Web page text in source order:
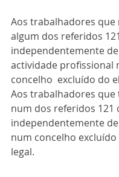
Aos trabalhadores que
algum dos referidos
independentemente
actividade profissional
concelho  excluído do
Aos trabalhadores que
num dos referidos 121
independentemente
num concelho
legal.